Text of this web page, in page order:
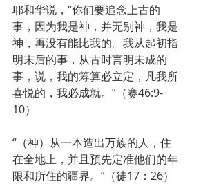
耶和华说，“你们要追念上古的
事，因为我是神，并无别神，我是
神，再没有能比我的。我从起初指
明末后的事，从古时言明未成的
事，说，我的筹算必立定，凡我所
喜悦的，我必成就。”（赛46:9-
10）
“（神）从一本造出万族的人，住
在全地上，并且预先定准他们的年
限和所住的疆界。”（徒17：26）